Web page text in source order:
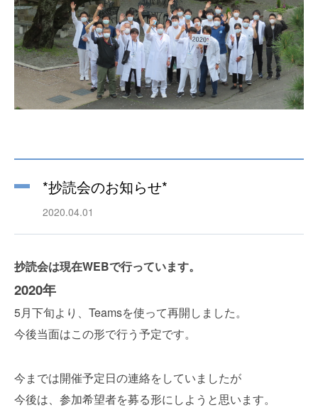
*抄読会のお知らせ*
2020.04.01
抄読会は現在WEBで行っています。
2020年
5月下旬より、Teamsを使って再開しました。
今後当面はこの形で行う予定です。
今までは開催予定日の連絡をしていましたが
今後は、参加希望者を募る形にしようと思います。